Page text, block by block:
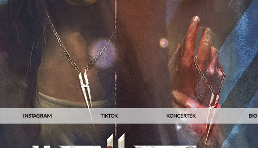
INSTAGRAM TIKTOK KONCERTEK BIO